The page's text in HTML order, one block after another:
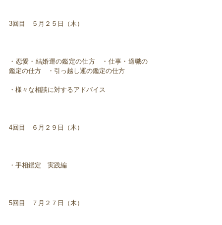
3回目 ５月２５日（木）
・恋愛・結婚運の鑑定の仕方 ・仕事・適職の
鑑定の仕方 ・引っ越し運の鑑定の仕方
・様々な相談に対するアドバイス
4回目 ６月２９日（木）
・手相鑑定 実践編
5回目 ７月２７日（木）